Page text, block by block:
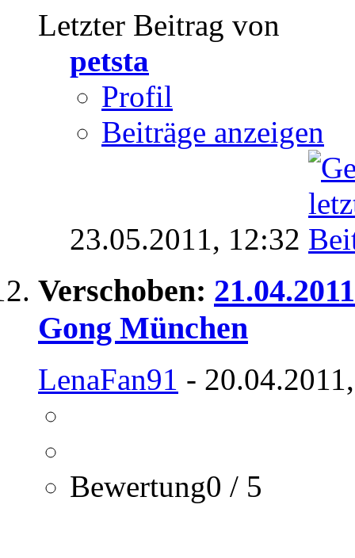
Letzter Beitrag von
petsta
Profil
Beiträge anzeigen
23.05.2011, 12:32
Verschoben:
Gong München
LenaFan91 -
Bewertung0 / 5